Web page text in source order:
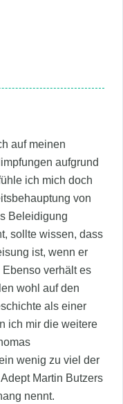
auf meinen
aufgrund
ich mich doch
von
Beleidigung
sollte wissen, dass
ist, wenn er
verhält es
wohl auf den
als einer
ich mir die weitere
wenig zu viel der
Martin Butzers
nennt.